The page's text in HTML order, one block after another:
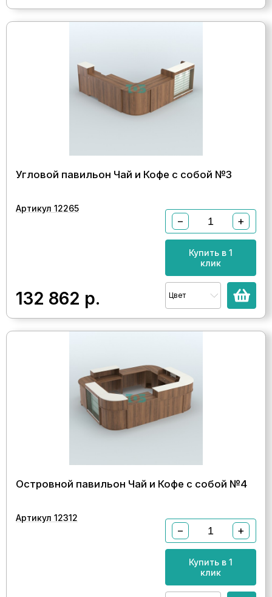
Угловой павильон Чай и Кофе с собой №3
Артикул 12265
132 862 р.
− +
Купить в 1
клик
Цвет
Островной павильон Чай и Кофе с собой №4
Артикул 12312
− +
Купить в 1
клик